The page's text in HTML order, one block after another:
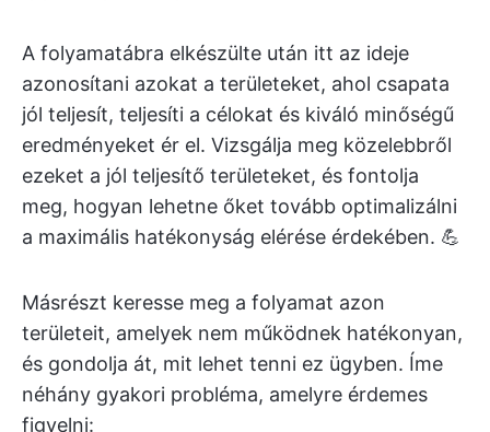
A folyamatábra elkészülte után itt az ideje
azonosítani azokat a területeket, ahol csapata
jól teljesít, teljesíti a célokat és kiváló minőségű
eredményeket ér el. Vizsgálja meg közelebbről
ezeket a jól teljesítő területeket, és fontolja
meg, hogyan lehetne őket tovább optimalizálni
a maximális hatékonyság elérése érdekében. 💪
Másrészt keresse meg a folyamat azon
területeit, amelyek nem működnek hatékonyan,
és gondolja át, mit lehet tenni ez ügyben. Íme
néhány gyakori probléma, amelyre érdemes
figyelni: